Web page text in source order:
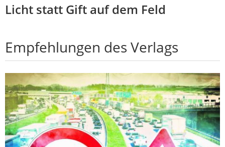
Licht statt Gift auf dem Feld
Empfehlungen des Verlags